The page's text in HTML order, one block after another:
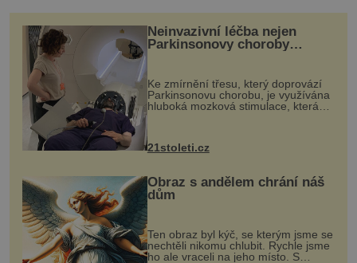
Neinvazivní léčba nejen
Parkinsonovy choroby
Ke zmírnění třesu, který doprovází
Parkinsonovu chorobu, je využívána
hluboká mozková stimulace, která
však vyžaduje vysoce invazivní
zákrok. Ultrazvuk zase není vhodný
k dostatečně přesnému zacílení ...
21stoleti.cz
Obraz s andělem chrání náš
dům
Ten obraz byl kýč, se kterým jsme se
nechtěli nikomu chlubit. Rychle jsme
ho ale vraceli na jeho místo. S